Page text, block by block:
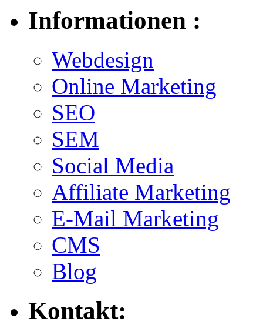
Informationen :
Webdesign
Online Marketing
SEO
SEM
Social Media
Affiliate Marketing
E-Mail Marketing
CMS
Blog
Kontakt: